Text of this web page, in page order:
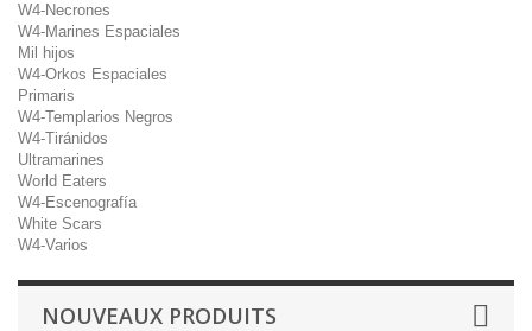
W4-Necrones
W4-Marines Espaciales
Mil hijos
W4-Orkos Espaciales
Primaris
W4-Templarios Negros
W4-Tiránidos
Ultramarines
World Eaters
W4-Escenografía
White Scars
W4-Varios
NOUVEAUX PRODUITS